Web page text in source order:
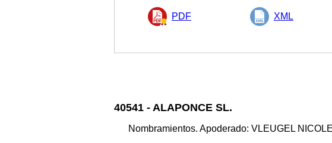
PDF XML
40541 - ALAPONCE SL.
Nombramientos. Apoderado: VLEUGEL